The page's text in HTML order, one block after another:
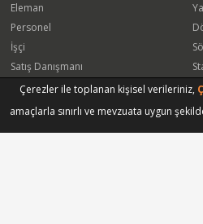
Eleman
Personel
İşçi
Satış Danışmanı
Öğrenci
Satış Elemanı
Çerezler ile toplanan kişisel verileriniz,
amaçlarla sınırlı ve mevzuata uygun